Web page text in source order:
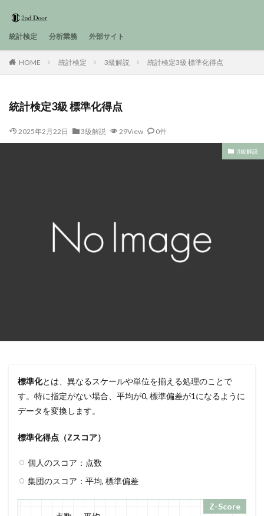
統計検定 分析業務 外部サイト
HOME 統計検定 3級解説 統計検定3級 標準化得点
統計検定3級 標準化得点
2025年2月22日 3級解説 29View 0件
3級解説
標準化とは、異なるスケールや単位を揃える処理のことで
す。特に指定がない場合、平均が0, 標準偏差が1になるように
データを変換します。
標準化得点（Zスコア）
個人のスコア：点数
集団のスコア：平均, 標準偏差
Z-Score